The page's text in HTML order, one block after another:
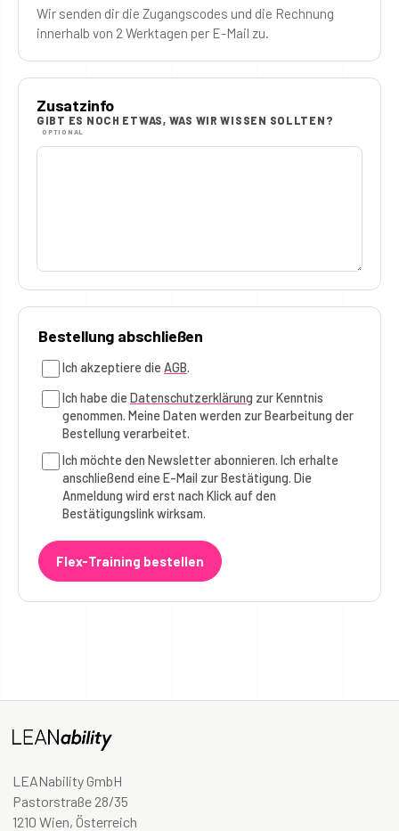
Wir senden dir die Zugangscodes und die Rechnung
innerhalb von 2 Werktagen per E-Mail zu.
Zusatzinfo
GIBT ES NOCH ETWAS, WAS WIR WISSEN SOLLTEN?
OPTIONAL
Bestellung abschließen
Ich akzeptiere dieAGB.
Ich habe dieDatenschutzerklärung zur Kenntnis
genommen. Meine Daten werden zur Bearbeitung der
Bestellung verarbeitet.
Ich möchte den Newsletter abonnieren. Ich erhalte
anschließend eine E-Mail zur Bestätigung. Die
Anmeldung wird erst nach Klick auf den
Bestätigungslink wirksam.
Flex-Training bestellen
LEANability GmbH
Pastorstraße 28/35
1210 Wien, Österreich